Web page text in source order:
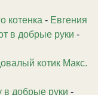
котенка - Евгения
в добрые руки -
котик Макс.
в добрые руки -